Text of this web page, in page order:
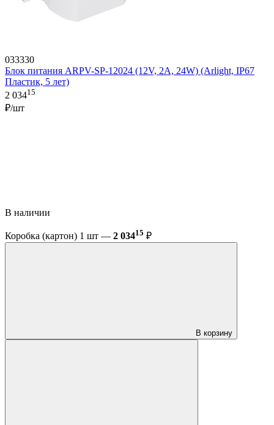
033330
Блок питания ARPV-SP-12024 (12V, 2A, 24W) (Arlight, IP67
Пластик, 5 лет)
2 03415
₽/шт
В наличии
Коробка (картон) 1 шт — 2 03415 ₽
В корзину